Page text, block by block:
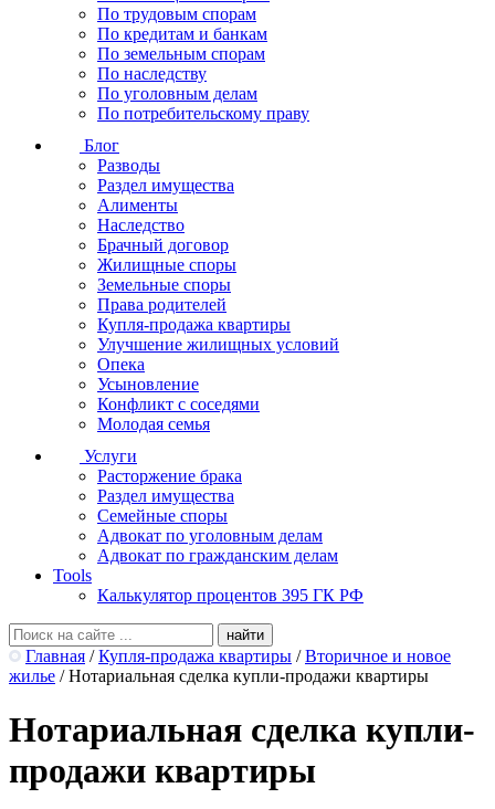
По трудовым спорам
По кредитам и банкам
По земельным спорам
По наследству
По уголовным делам
По потребительскому праву
Блог
Разводы
Раздел имущества
Алименты
Наследство
Брачный договор
Жилищные споры
Земельные споры
Права родителей
Купля-продажа квартиры
Улучшение жилищных условий
Опека
Усыновление
Конфликт с соседями
Молодая семья
Услуги
Расторжение брака
Раздел имущества
Семейные споры
Адвокат по уголовным делам
Адвокат по гражданским делам
Tools
Калькулятор процентов 395 ГК РФ
Главная / Купля-продажа квартиры / Вторичное и новое
жилье / Нотариальная сделка купли-продажи квартиры
Нотариальная сделка купли-
продажи квартиры